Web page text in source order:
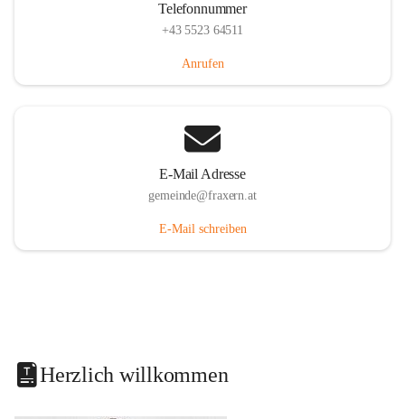
Telefonnummer
+43 5523 64511
Anrufen
E-Mail Adresse
gemeinde@fraxern.at
E-Mail schreiben
Herzlich willkommen